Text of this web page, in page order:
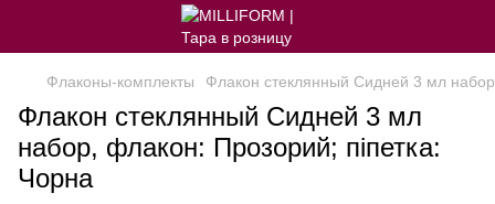
Флаконы-комплекты Флакон стеклянный Сидней 3 мл
Флакон стеклянный Сидней 3 мл
набор, флакон: Прозорий; піпетка:
Чорна